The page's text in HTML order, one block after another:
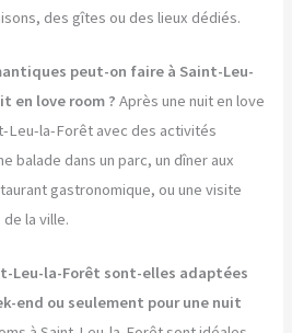
des gîtes ou des lieux dédiés.
peut-on faire à Saint-Leu-
en love room ? Après une nuit en love
Leu-la-Forêt avec des activités
balade dans un parc, un dîner aux
gastronomique, ou une visite
la ville.
Leu-la-Forêt sont-elles adaptées
end ou seulement pour une nuit